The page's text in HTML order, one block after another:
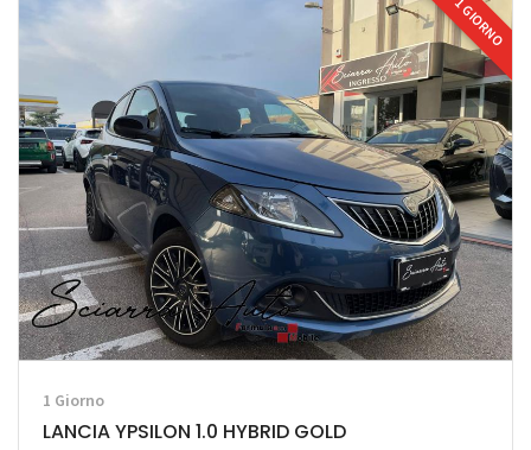
1 GIORNO
1 Giorno
LANCIA YPSILON 1.0 HYBRID GOLD